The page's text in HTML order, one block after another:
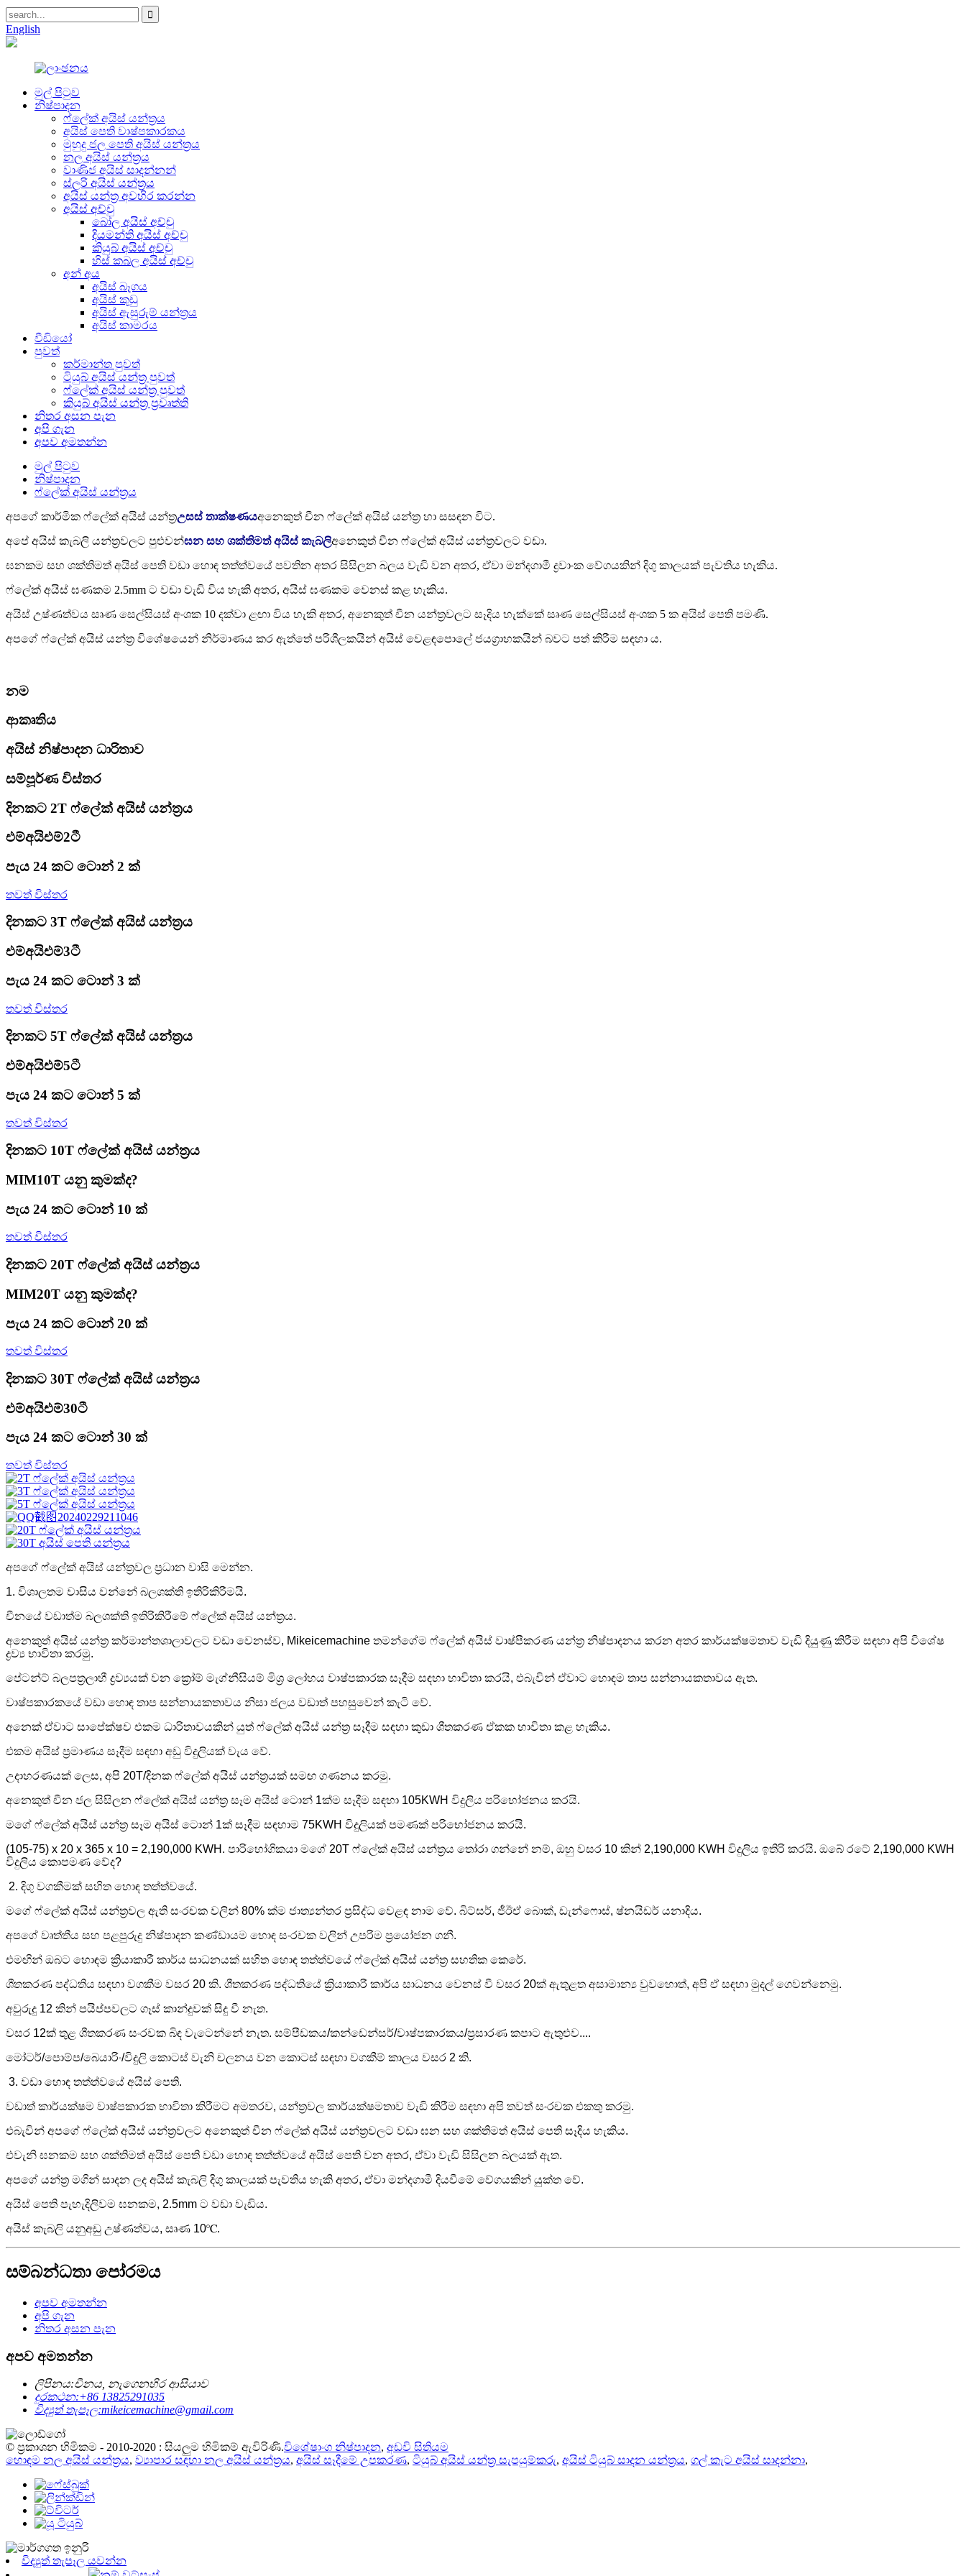
English
මුල් පිටුව
නිෂ්පාදන
ෆ්ලේක් අයිස් යන්ත්‍රය
අයිස් පෙති වාෂ්පකාරකය
මුහුදු ජල පෙති අයිස් යන්ත්‍රය
නල අයිස් යන්ත්‍රය
වාණිජ අයිස් සාදන්නන්
ස්ලරි අයිස් යන්ත්‍රය
අයිස් යන්ත්‍ර අවහිර කරන්න
අයිස් අච්චු
බෝල අයිස් අච්චු
දියමන්ති අයිස් අච්චු
කියුබ් අයිස් අච්චු
හිස් කබල අයිස් අච්චු
අන් අය
අයිස් බෑගය
අයිස් කුඩු
අයිස් ඇසුරුම් යන්ත්‍රය
අයිස් කාමරය
වීඩියෝ
පුවත්
කර්මාන්ත පුවත්
ටියුබ් අයිස් යන්ත්‍ර පුවත්
ෆ්ලේක් අයිස් යන්ත්‍ර පුවත්
කියුබ් අයිස් යන්ත්‍ර ප්‍රවෘත්ති
නිතර අසන පැන
අපි ගැන
අපව අමතන්න
මුල් පිටුව
නිෂ්පාදන
ෆ්ලේක් අයිස් යන්ත්‍රය
අපගේ කාර්මික ෆ්ලේක් අයිස් යන්ත්‍රඋසස් තාක්ෂණයඅනෙකුත් චීන ෆ්ලේක් අයිස් යන්ත්‍ර හා සසඳන විට.
අපේ අයිස් කැබලි යන්ත්‍රවලට පුළුවන්ඝන සහ ශක්තිමත් අයිස් කැබලිඅනෙකුත් චීන ෆ්ලේක් අයිස් යන්ත්‍රවලට වඩා.
ඝනකම සහ ශක්තිමත් අයිස් පෙති වඩා හොඳ තත්ත්වයේ පවතින අතර සිසිලන බලය වැඩි වන අතර, ඒවා මන්දගාමී ද්‍රවාංක වේගයකින් දිගු කාලයක් පැවතිය හැකිය.
ෆ්ලේක් අයිස් ඝණකම 2.5mm ට වඩා වැඩි විය හැකි අතර, අයිස් ඝණකම වෙනස් කළ හැකිය.
අයිස් උෂ්ණත්වය සෘණ සෙල්සියස් අංශක 10 දක්වා ළඟා විය හැකි අතර, අනෙකුත් චීන යන්ත්‍රවලට සෑදිය හැක්කේ සෘණ සෙල්සියස් අංශක 5 ක අයිස් පෙති පමණි.
අපගේ ෆ්ලේක් අයිස් යන්ත්‍ර විශේෂයෙන් නිර්මාණය කර ඇත්තේ පරිශීලකයින් අයිස් වෙළඳපොලේ ජයග්‍රාහකයින් බවට පත් කිරීම සඳහා ය.
නම
ආකෘතිය
අයිස් නිෂ්පාදන ධාරිතාව
සම්පූර්ණ විස්තර
දිනකට 2T ෆ්ලේක් අයිස් යන්ත්‍රය
එම්අයිඑම්2ටී
පැය 24 කට ටොන් 2 ක්
තවත් විස්තර
දිනකට 3T ෆ්ලේක් අයිස් යන්ත්‍රය
එම්අයිඑම්3ටී
පැය 24 කට ටොන් 3 ක්
තවත් විස්තර
දිනකට 5T ෆ්ලේක් අයිස් යන්ත්‍රය
එම්අයිඑම්5ටී
පැය 24 කට ටොන් 5 ක්
තවත් විස්තර
දිනකට 10T ෆ්ලේක් අයිස් යන්ත්‍රය
MIM10T යනු කුමක්ද?
පැය 24 කට ටොන් 10 ක්
තවත් විස්තර
දිනකට 20T ෆ්ලේක් අයිස් යන්ත්‍රය
MIM20T යනු කුමක්ද?
පැය 24 කට ටොන් 20 ක්
තවත් විස්තර
දිනකට 30T ෆ්ලේක් අයිස් යන්ත්‍රය
එම්අයිඑම්30ටී
පැය 24 කට ටොන් 30 ක්
තවත් විස්තර
අපගේ ෆ්ලේක් අයිස් යන්ත්‍රවල ප්‍රධාන වාසි මෙන්න.
1. විශාලතම වාසිය වන්නේ බලශක්ති ඉතිරිකිරීමයි.
චීනයේ වඩාත්ම බලශක්ති ඉතිරිකිරීමේ ෆ්ලේක් අයිස් යන්ත්‍රය.
අනෙකුත් අයිස් යන්ත්‍ර කර්මාන්තශාලාවලට වඩා වෙනස්ව, Mikeicemachine තමන්ගේම ෆ්ලේක් අයිස් වාෂ්පීකරණ යන්ත්‍ර නිෂ්පාදනය කරන අතර කාර්යක්ෂමතාව වැඩි දියුණු කිරීම සඳහා අපි විශේෂ
ද්‍රව්‍ය භාවිතා කරමු.
පේටන්ට් බලපත්‍රලාභී ද්‍රව්‍යයක් වන ක්‍රෝම් මැග්නීසියම් මිශ්‍ර ලෝහය වාෂ්පකාරක සෑදීම සඳහා භාවිතා කරයි, එබැවින් ඒවාට හොඳම තාප සන්නායකතාවය ඇත.
වාෂ්පකාරකයේ වඩා හොඳ තාප සන්නායකතාවය නිසා ජලය වඩාත් පහසුවෙන් කැටි වේ.
අනෙක් ඒවාට සාපේක්ෂව එකම ධාරිතාවයකින් යුත් ෆ්ලේක් අයිස් යන්ත්‍ර සෑදීම සඳහා කුඩා ශීතකරණ ඒකක භාවිතා කළ හැකිය.
එකම අයිස් ප්‍රමාණය සෑදීම සඳහා අඩු විදුලියක් වැය වේ.
උදාහරණයක් ලෙස, අපි 20T/දිනක ෆ්ලේක් අයිස් යන්ත්‍රයක් සමඟ ගණනය කරමු.
අනෙකුත් චීන ජල සිසිලන ෆ්ලේක් අයිස් යන්ත්‍ර සෑම අයිස් ටොන් 1ක්ම සෑදීම සඳහා 105KWH විදුලිය පරිභෝජනය කරයි.
මගේ ෆ්ලේක් අයිස් යන්ත්‍ර සෑම අයිස් ටොන් 1ක් සෑදීම සඳහාම 75KWH විදුලියක් පමණක් පරිභෝජනය කරයි.
(105-75) x 20 x 365 x 10 = 2,190,000 KWH. පාරිභෝගිකයා මගේ 20T ෆ්ලේක් අයිස් යන්ත්‍රය තෝරා ගන්නේ නම්, ඔහු වසර 10 කින් 2,190,000 KWH විදුලිය ඉතිරි කරයි. ඔබේ රටේ 2,190,000 KWH
විදුලිය කොපමණ වේද?
2. දිගු වගකීමක් සහිත හොඳ තත්ත්වයේ.
මගේ ෆ්ලේක් අයිස් යන්ත්‍රවල ඇති සංරචක වලින් 80% ක්ම ජාත්‍යන්තර ප්‍රසිද්ධ වෙළඳ නාම වේ. බිට්සර්, ජීඊඒ බොක්, ඩැන්ෆොස්, ෂ්නයිඩර් යනාදිය.
අපගේ වෘත්තීය සහ පළපුරුදු නිෂ්පාදන කණ්ඩායම හොඳ සංරචක වලින් උපරිම ප්‍රයෝජන ගනී.
එමඟින් ඔබට හොඳම ක්‍රියාකාරී කාර්ය සාධනයක් සහිත හොඳ තත්ත්වයේ ෆ්ලේක් අයිස් යන්ත්‍ර සහතික කෙරේ.
ශීතකරණ පද්ධතිය සඳහා වගකීම වසර 20 කි. ශීතකරණ පද්ධතියේ ක්‍රියාකාරී කාර්ය සාධනය වෙනස් වී වසර 20ක් ඇතුළත අසාමාන්‍ය වුවහොත්, අපි ඒ සඳහා මුදල් ගෙවන්නෙමු.
අවුරුදු 12 කින් පයිප්පවලට ගෑස් කාන්දුවක් සිදු වී නැත.
වසර 12ක් තුළ ශීතකරණ සංරචක බිඳ වැටෙන්නේ නැත. සම්පීඩකය/කන්ඩෙන්සර්/වාෂ්පකාරකය/ප්‍රසාරණ කපාට ඇතුළුව....
මෝටර්/පොම්ප/බෙයාරිං/විදුලි කොටස් වැනි චලනය වන කොටස් සඳහා වගකීම් කාලය වසර 2 කි.
3. වඩා හොඳ තත්ත්වයේ අයිස් පෙති.
වඩාත් කාර්යක්ෂම වාෂ්පකාරක භාවිතා කිරීමට අමතරව, යන්ත්‍රවල කාර්යක්ෂමතාව වැඩි කිරීම සඳහා අපි තවත් සංරචක එකතු කරමු.
එබැවින් අපගේ ෆ්ලේක් අයිස් යන්ත්‍රවලට අනෙකුත් චීන ෆ්ලේක් අයිස් යන්ත්‍රවලට වඩා ඝන සහ ශක්තිමත් අයිස් පෙති සෑදිය හැකිය.
එවැනි ඝනකම සහ ශක්තිමත් අයිස් පෙති වඩා හොඳ තත්ත්වයේ අයිස් පෙති වන අතර, ඒවා වැඩි සිසිලන බලයක් ඇත.
අපගේ යන්ත්‍ර මගින් සාදන ලද අයිස් කැබලි දිගු කාලයක් පැවතිය හැකි අතර, ඒවා මන්දගාමී දියවීමේ වේගයකින් යුක්ත වේ.
අයිස් පෙති පැහැදිලිවම ඝනකම, 2.5mm ට වඩා වැඩිය.
අයිස් කැබලි යනුඅඩු උෂ්ණත්වය, සෘණ 10℃.
සම්බන්ධතා පෝරමය
අපව අමතන්න
අපි ගැන
නිතර අසන පැන
අපව අමතන්න
ලිපිනය:චීනය, නැගෙනහිර ආසියාව
දුරකථන:+86 13825291035
විද්‍යුත් තැපෑල:mikeicemachine@gmail.com
© ප්‍රකාශන හිමිකම - 2010-2020 : සියලුම හිමිකම් ඇවිරිණි.විශේෂාංග නිෂ්පාදන, අඩවි සිතියම
හොඳම නල අයිස් යන්ත්‍රය, ව්‍යාපාර සඳහා නල අයිස් යන්ත්‍රය, අයිස් සෑදීමේ උපකරණ, ටියුබ් අයිස් යන්ත්‍ර සැපයුම්කරු, අයිස් ටියුබ් සාදන යන්ත්‍රය, ගල් කැට අයිස් සාදන්නා,
විද්‍යුත් තැපෑල යවන්න